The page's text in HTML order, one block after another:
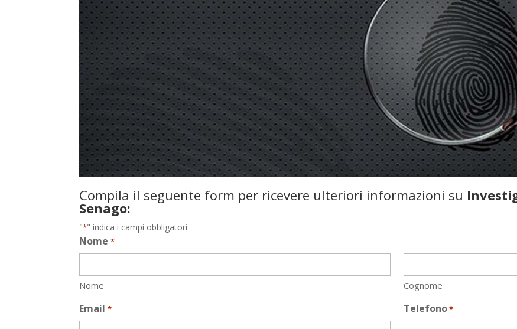
Compila il seguente form per ricevere ulteriori informazioni su
Senago:
"*" indica i campi obbligatori
Nome *
Nome Cognome
Email * Telefono*